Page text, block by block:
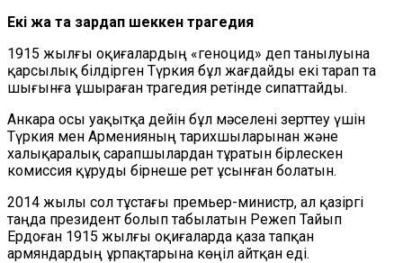
Екі жақ та зардап шеккен трагедия
1915 жылғы оқиғалардың «геноцид» деп танылуына
қарсылық білдірген Түркия бұл жағдайды екі тарап та
шығынға ұшыраған трагедия ретінде сипаттайды.
Анкара осы уақытқа дейін бұл мәселені зерттеу үшін
Түркия мен Арменияның тарихшыларынан және
халықаралық сарапшылардан тұратын бірлескен
комиссия құруды бірнеше рет ұсынған болатын.
2014 жылы сол тұстағы премьер-министр, ал қазіргі
таңда президент болып табылатын Режеп Тайып
Ердоған 1915 жылғы оқиғаларда қаза тапқан
армяндардың ұрпақтарына көңіл айтқан еді.